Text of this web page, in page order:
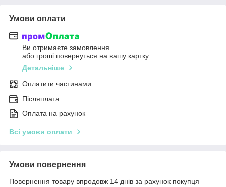
Умови оплати
Ви отримаєте замовлення
або гроші повернуться на вашу картку
Детальніше
Оплатити частинами
Післяплата
Оплата на рахунок
Всі умови оплати
Умови повернення
Повернення товару впродовж 14 днів за рахунок покупця